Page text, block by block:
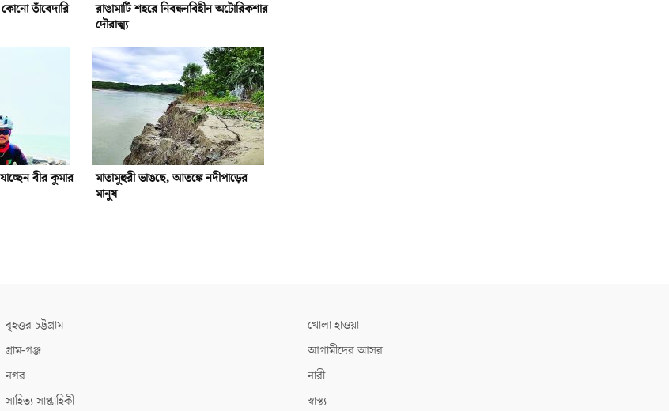
তাঁবেদারি
রাঙামাটি শহরে নিবন্ধনবিহীন অটোরিকশার
দৌরাত্ম্য
বীর কুমার
মাতামুহুরী ভাঙছে, আতঙ্কে নদীপাড়ের
মানুষ
বৃহত্তর চট্টগ্রাম
গ্রাম-গঞ্জ
নগর
সাহিত্য সাপ্তাহিকী
খোলা হাওয়া
আগামীদের আসর
নারী
স্বাস্থ্য